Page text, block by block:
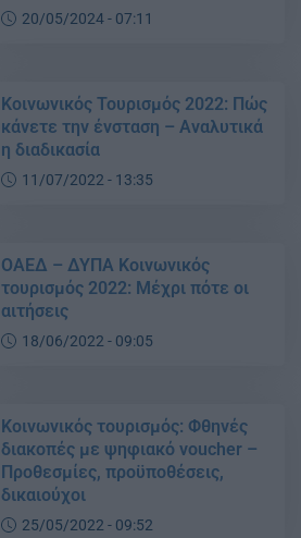
20/05/2024 - 07:11
Κοινωνικός Τουρισμός 2022: Πώς
κάνετε την ένσταση – Αναλυτικά
η διαδικασία
11/07/2022 - 13:35
ΟΑΕΔ – ΔΥΠΑ Κοινωνικός
τουρισμός 2022: Μέχρι πότε οι
αιτήσεις
18/06/2022 - 09:05
Κοινωνικός τουρισμός: Φθηνές
διακοπές με ψηφιακό voucher –
Προθεσμίες, προϋποθέσεις,
δικαιούχοι
25/05/2022 - 09:52